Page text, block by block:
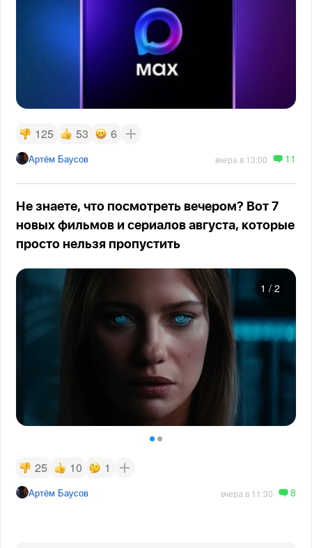
125 53 6
Артём Баусов вчера в 13:00 11
Не знаете, что посмотреть вечером? Вот 7
новых фильмов и сериалов августа, которые
просто нельзя пропустить
1 / 2
25 10 1
Артём Баусов вчера в 11:30 8